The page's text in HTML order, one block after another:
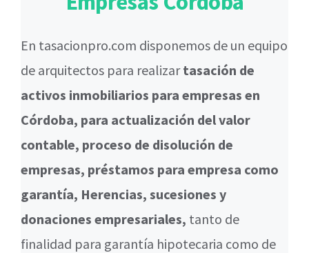
En tasacionpro.com disponemos de un equipo
de arquitectos para realizartasación de
activos inmobiliarios para empresas en
Córdoba, para actualización del valor
contable, proceso de disolución de
empresas, préstamos para empresa como
garantía, Herencias, sucesiones y
donaciones empresariales, tanto de
finalidad para garantía hipotecaria como de